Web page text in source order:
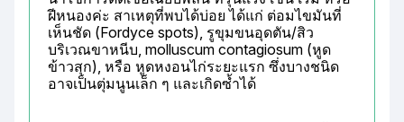
ฝีหนองค่ะ สาเหตุที่พบได้บ่อย ได้แก่ ต่อมไขมันที่
เห็นชัด (Fordyce spots), รูขุมขนอุดตัน/สิว
บริเวณขาหนีบ, molluscum contagiosum (หูด
ข้าวสุก), หรือ หูดหงอนไก่ระยะแรก ซึ่งบางชนิด
อาจเป็นตุ่มนูนเล็ก ๆ และเกิดซ้ำได้